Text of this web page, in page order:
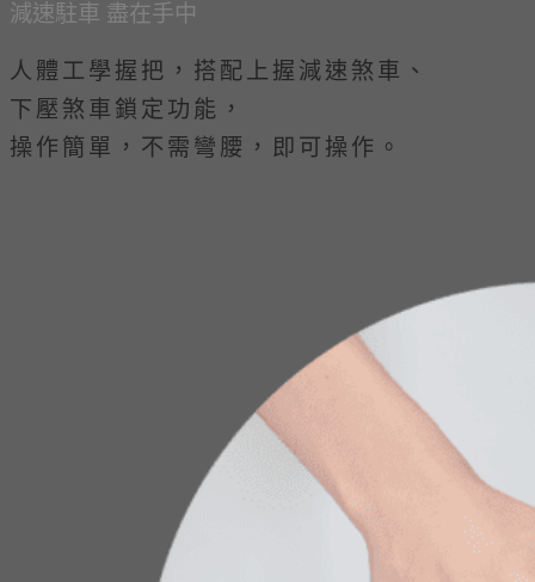
減速駐車 盡在手中
人體工學握把，搭配上握減速煞車、
下壓煞車鎖定功能，
操作簡單，不需彎腰，即可操作。